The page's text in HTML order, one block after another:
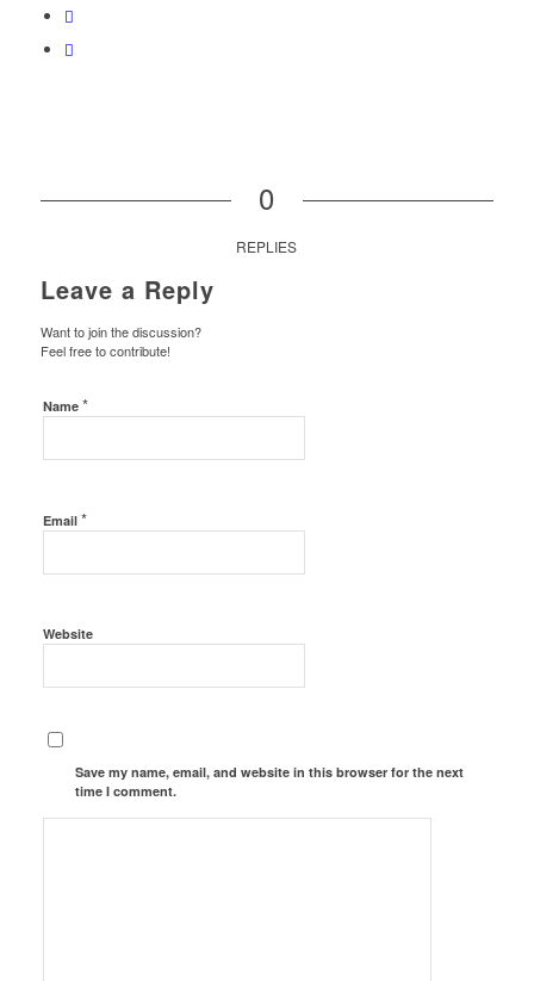
0
REPLIES
Leave a Reply
Want to join the discussion?
Feel free to contribute!
Name *
Email *
Website
Save my name, email, and website in this browser for the next
time I comment.